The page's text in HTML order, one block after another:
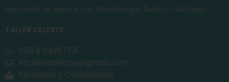
Hernando de Aguirre con Montenegro, Ñuñoa – Santiago.
TALLER CELESTE
+56 9 9439 1731
eltallerceleste@gmail.com
Términos y Condiciones